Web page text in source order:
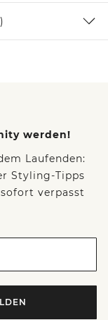
werden!
Laufenden:
Styling-Tipps
verpasst